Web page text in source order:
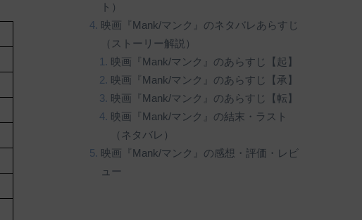
ト）
映画『Mank/マンク』のネタバレあらすじ
（ストーリー解説）
映画『Mank/マンク』のあらすじ【起】
映画『Mank/マンク』のあらすじ【承】
映画『Mank/マンク』のあらすじ【転】
映画『Mank/マンク』の結末・ラスト
（ネタバレ）
映画『Mank/マンク』の感想・評価・レビ
ュー